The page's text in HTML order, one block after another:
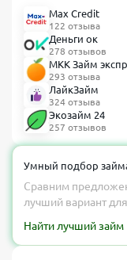
Max Credit
122 отзыва
Деньги ок
278 отзывов
МКК Займ
293 отзыва
ЛайкЗайм
324 отзыва
Экозайм 24
257 отзывов
Умный подбор
Сравним
лучший вариант
Найти лучший займ